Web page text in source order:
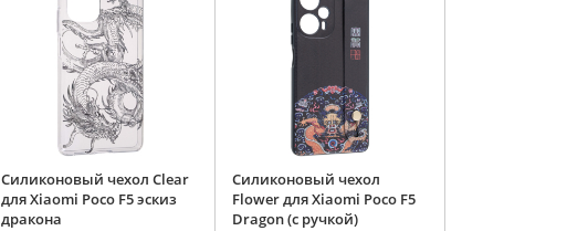
Силиконовый чехол Clear
для Xiaomi Poco F5 эскиз
дракона
Силиконовый чехол
Flower для Xiaomi Poco F5
Dragon (с ручкой)